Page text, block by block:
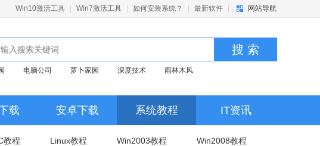
Win10激活工具 Win7激活工具 如何安装系统？ 最新软件 网站导航
搜 索
电脑公司 萝卜家园 深度技术 雨林木风
载 安卓下载 系统教程 IT资讯
教程 Linux教程 Win2003教程 Win2008教程